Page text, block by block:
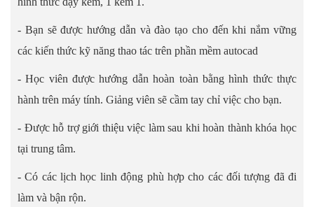
- Bạn sẽ được hướng dẫn và đào tạo cho đến khi nắm vững
các kiến thức kỹ năng thao tác trên phần mềm autocad
- Học viên được hướng dẫn hoàn toàn bằng hình thức thực
hành trên máy tính. Giảng viên sẽ cầm tay chỉ việc cho bạn.
- Được hỗ trợ giới thiệu việc làm sau khi hoàn thành khóa học
tại trung tâm.
- Có các lịch học linh động phù hợp cho các đối tượng đã đi
làm và bận rộn.